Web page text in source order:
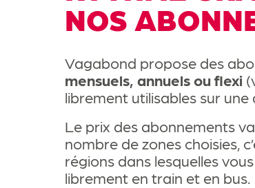
NOS
Vagabond propose des
mensuels, annuels ou flexi
librement utilisables sur une
Le prix des abonnements
nombre de zones choisies,
régions dans lesquelles
librement en train et en bus.